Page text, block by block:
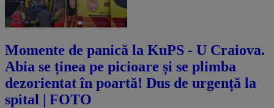
Momente de panică la KuPS - U Craiova.
Abia se ținea pe picioare și se plimba
dezorientat în poartă! Dus de urgență la
spital | FOTO